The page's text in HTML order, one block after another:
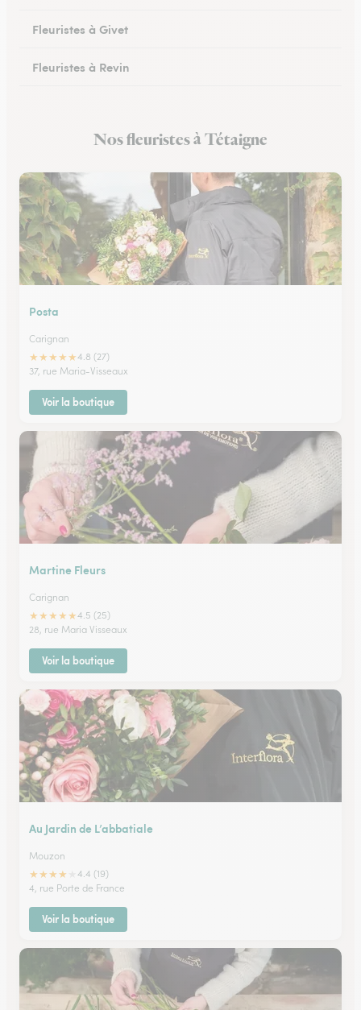
Fleuristes à Givet
Fleuristes à Revin
Fleuristes à Signy-le-Petit
Nos fleuristes à Tétaigne
Posta
Carignan
★★★★★4.8 (27)
37, rue Maria-Visseaux
Voir la boutique
Martine Fleurs
Carignan
★★★★★4.5 (25)
28, rue Maria Visseaux
Voir la boutique
Au Jardin de L’abbatiale
Mouzon
★★★★
4.4 (19)
4, rue Porte de France
Voir la boutique